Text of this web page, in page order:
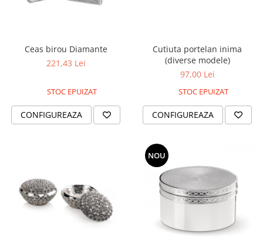
Ceas birou Diamante
221,43 Lei
STOC EPUIZAT
CONFIGUREAZA
Cutiuta portelan inima
(diverse modele)
97,00 Lei
STOC EPUIZAT
CONFIGUREAZA
NOU